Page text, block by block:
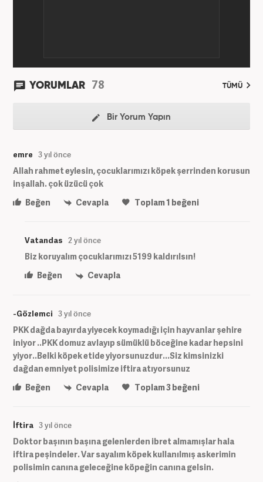
YORUMLAR 78 TÜMÜ
Bir Yorum Yapın
emre 3 yıl önce
Allah rahmet eylesin, çocuklarımızı köpek şerrinden korusun
inşallah. çok üzücü çok
Beğen
Cevapla Toplam1 beğeni
Vatandas 2 yıl önce
Biz koruyalım çocuklarımızı 5199 kaldırılsın!
Beğen
Cevapla
-Gözlemci 3 yıl önce
PKK dağda bayırda yiyecek koymadığı için hayvanlar şehire
iniyor ..PKK domuz avlayıp sümüklü böceğine kadar hepsini
yiyor..Belki köpek etide yiyorsunuzdur...Siz kimsinizki
dağdan emniyet polisimize iftira atıyorsunuz
Beğen
Cevapla Toplam3beğeni
İftira 3 yıl önce
Doktor başının başına gelenlerden ibret almamışlar hala
iftira peşindeler. Var sayalım köpek kullanılmış askerimin
polisimin canına geleceğine köpeğin canına gelsin.